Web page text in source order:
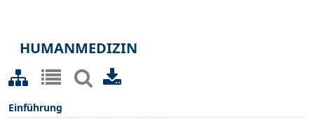
HUMANMEDIZIN
Einführung